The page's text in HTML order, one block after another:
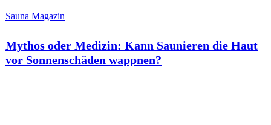
Sauna Magazin
Mythos oder Medizin: Kann Saunieren die Haut
vor Sonnenschäden wappnen?